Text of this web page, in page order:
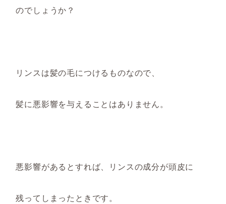
のでしょうか？
リンスは髪の毛につけるものなので、
髪に悪影響を与えることはありません。
悪影響があるとすれば、リンスの成分が頭皮に
残ってしまったときです。